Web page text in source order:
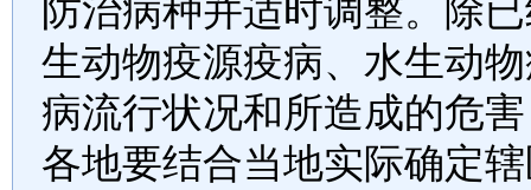
防治病种并适时调整。除
生动物疫源疫病、水生动
病流行状况和所造成的危
各地要结合当地实际确定